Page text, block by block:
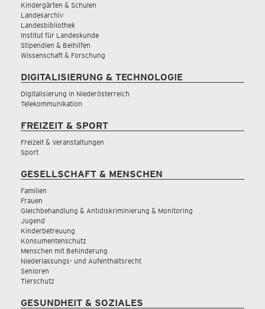
Kindergärten & Schulen
Landesarchiv
Landesbibliothek
Institut für Landeskunde
Stipendien & Beihilfen
Wissenschaft & Forschung
DIGITALISIERUNG & TECHNOLOGIE
Digitalisierung in Niederösterreich
Telekommunikation
FREIZEIT & SPORT
Freizeit & Veranstaltungen
Sport
GESELLSCHAFT & MENSCHEN
Familien
Frauen
Gleichbehandlung & Antidiskriminierung & Monitoring
Jugend
Kinderbetreuung
Konsumentenschutz
Menschen mit Behinderung
Niederlassungs- und Aufenthaltsrecht
Senioren
Tierschutz
GESUNDHEIT & SOZIALES